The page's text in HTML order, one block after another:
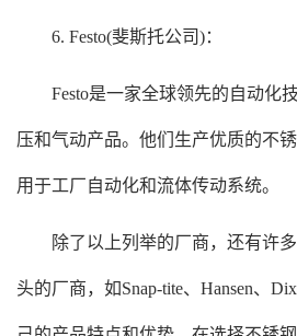
6. Festo(斐斯托公司)：
Festo是一家全球领先的自动化
压和气动产品。他们生产优质的不
用于工厂自动化和流体传动系统。
除了以上列举的厂商，还有许多
头的厂商，如Snap-tite、Hansen、